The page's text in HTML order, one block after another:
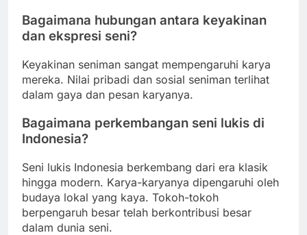
Bagaimana hubungan antara keyakinan
dan ekspresi seni?
Keyakinan seniman sangat mempengaruhi karya
mereka. Nilai pribadi dan sosial seniman terlihat
dalam gaya dan pesan karyanya.
Bagaimana perkembangan seni lukis di
Indonesia?
Seni lukis Indonesia berkembang dari era klasik
hingga modern. Karya-karyanya dipengaruhi oleh
budaya lokal yang kaya. Tokoh-tokoh
berpengaruh besar telah berkontribusi besar
dalam dunia seni.